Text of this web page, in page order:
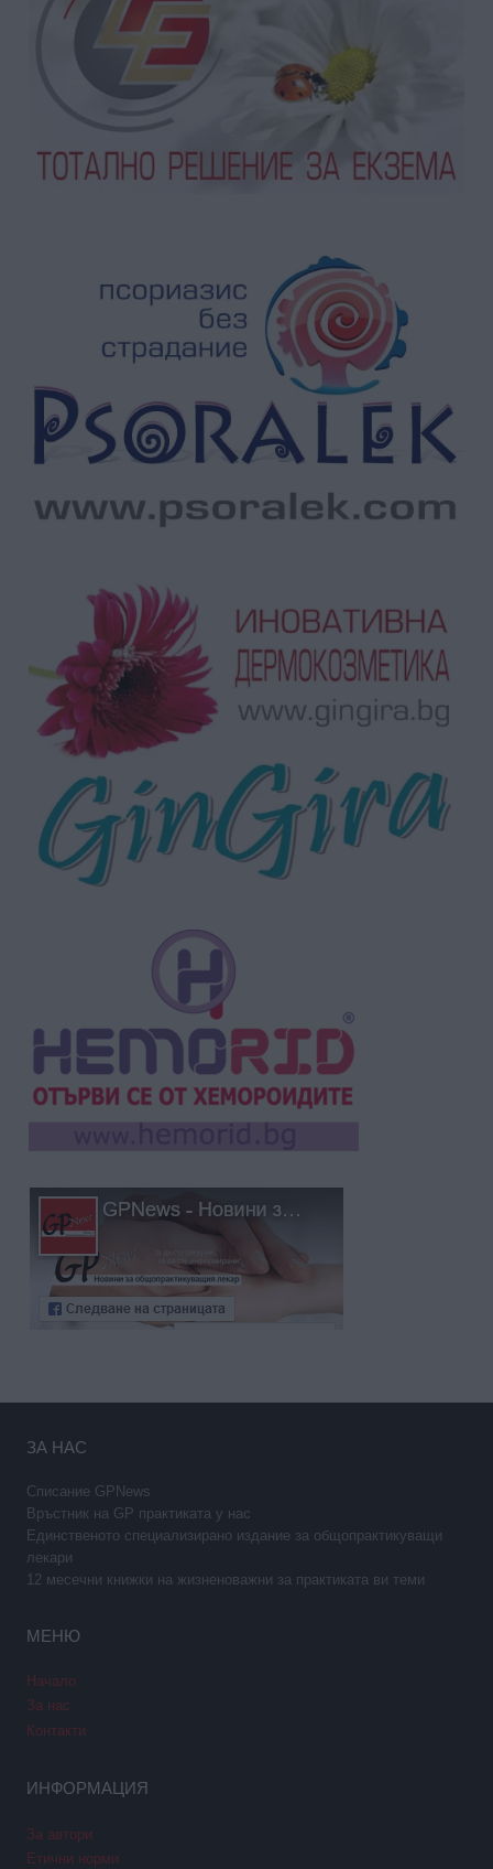
ЗА НАС
Списание GPNews
Връстник на GP практиката у нас
Единственото специализирано издание за общопрактикуващи
лекари
12 месечни книжки на жизненоважни за практиката ви теми
МЕНЮ
Начало
За нас
Контакти
ИНФОРМАЦИЯ
За автори
Етични норми